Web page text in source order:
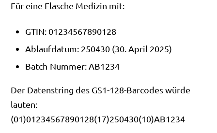
Für eine Flasche Medizin mit:
GTIN: 01234567890128
Ablaufdatum: 250430 (30. April 2025)
Batch-Nummer: AB1234
Der Datenstring des GS1-128-Barcodes würde
lauten:
(01)01234567890128(17)250430(10)AB1234